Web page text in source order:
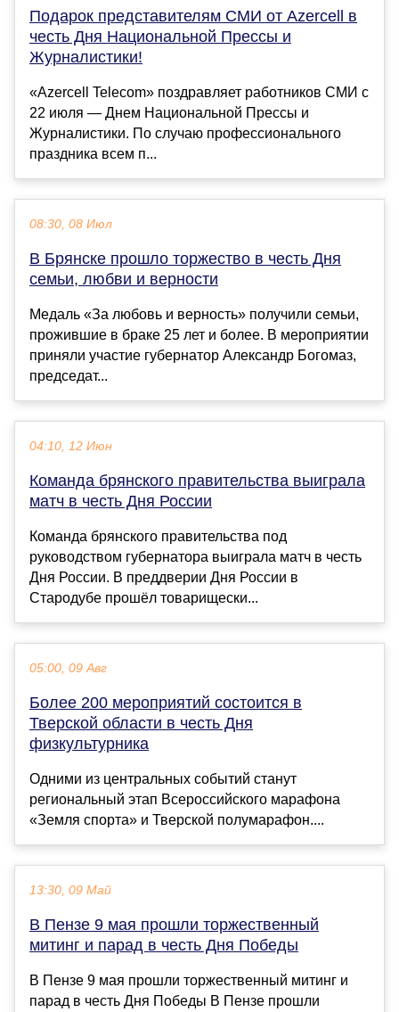
Подарок представителям СМИ от Azercell в
честь Дня Национальной Прессы и
Журналистики!
«Azercell Telecom» поздравляет работников СМИ с
22 июля — Днем Национальной Прессы и
Журналистики. По случаю профессионального
праздника всем п...
08:30, 08 Июл
В Брянске прошло торжество в честь Дня
семьи, любви и верности
Медаль «За любовь и верность» получили семьи,
прожившие в браке 25 лет и более. В мероприятии
приняли участие губернатор Александр Богомаз,
председат...
04:10, 12 Июн
Команда брянского правительства выиграла
матч в честь Дня России
Команда брянского правительства под
руководством губернатора выиграла матч в честь
Дня России. В преддверии Дня России в
Стародубе прошёл товарищески...
05:00, 09 Авг
Более 200 мероприятий состоится в
Тверской области в честь Дня
физкультурника
Одними из центральных событий станут
региональный этап Всероссийского марафона
«Земля спорта» и Тверской полумарафон....
13:30, 09 Май
В Пензе 9 мая прошли торжественный
митинг и парад в честь Дня Победы
В Пензе 9 мая прошли торжественный митинг и
парад в честь Дня Победы В Пензе прошли